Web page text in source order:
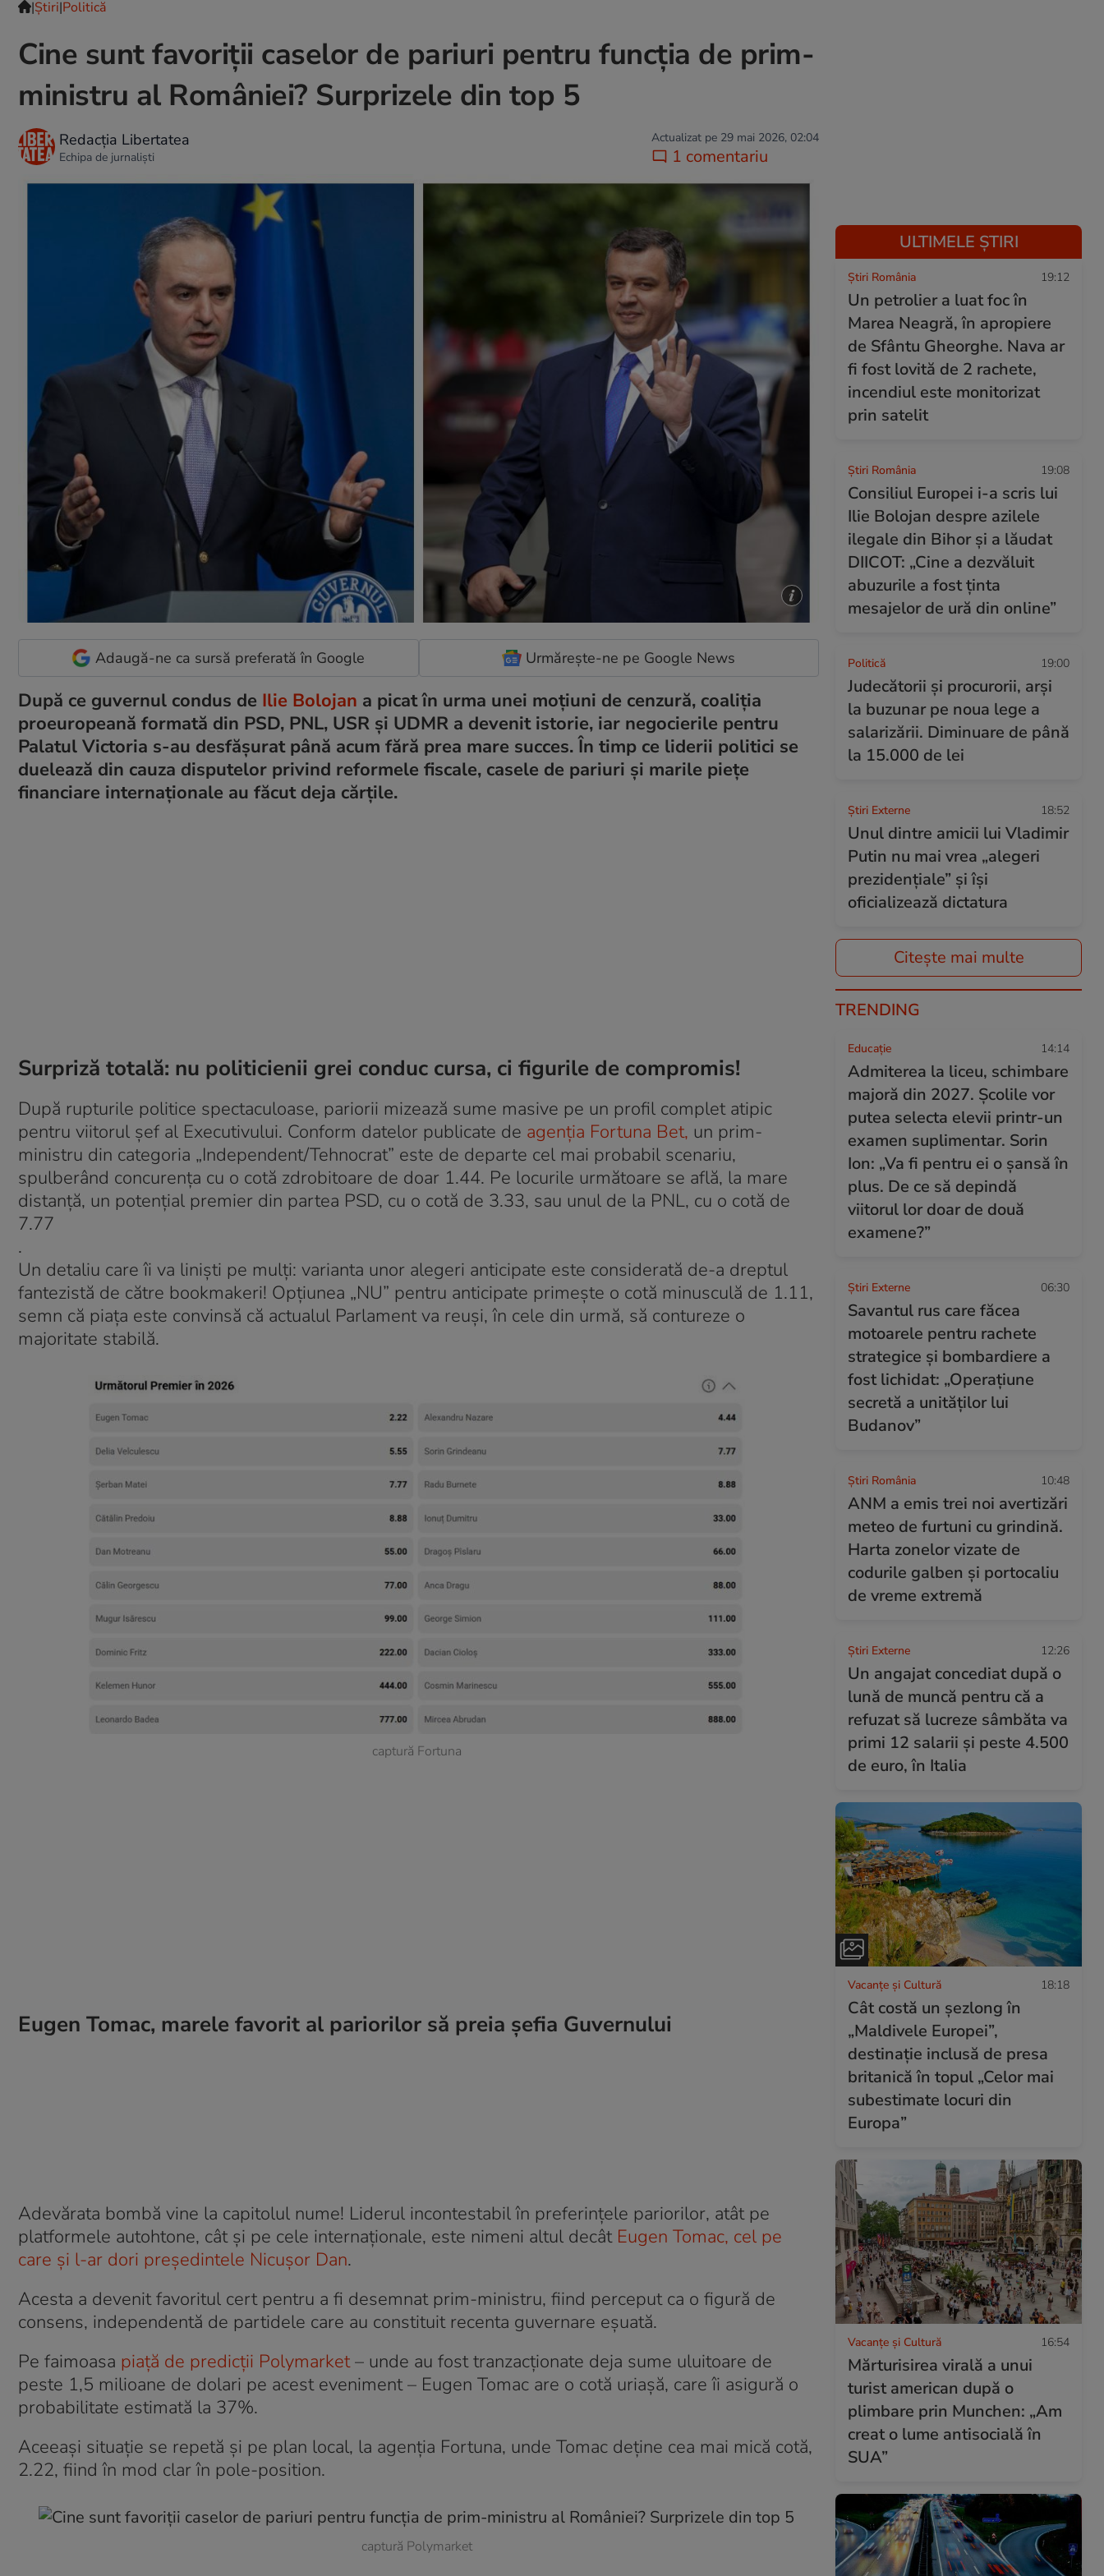
|Ştiri|Politică
Cine sunt favoriții caselor de pariuri pentru funcția de prim-
ministru al României? Surprizele din top 5
Redacția Libertatea
Echipa de jurnaliști
Actualizat pe 29 mai 2026, 02:04
1 comentariu
Adaugă-ne ca sursă preferată în Google Urmărește-ne pe Google News
După ce guvernul condus de Ilie Bolojan a picat în urma unei moțiuni de cenzură, coaliția
proeuropeană formată din PSD, PNL, USR și UDMR a devenit istorie, iar negocierile pentru
Palatul Victoria s-au desfășurat până acum fără prea mare succes. În timp ce liderii politici se
duelează din cauza disputelor privind reformele fiscale, casele de pariuri și marile piețe
financiare internaționale au făcut deja cărțile.
Surpriză totală: nu politicienii grei conduc cursa, ci figurile de compromis!
După rupturile politice spectaculoase, pariorii mizează sume masive pe un profil complet atipic
pentru viitorul șef al Executivului. Conform datelor publicate de agenția Fortuna Bet, un prim-
ministru din categoria „Independent/Tehnocrat” este de departe cel mai probabil scenariu,
spulberând concurența cu o cotă zdrobitoare de doar 1.44. Pe locurile următoare se află, la mare
distanță, un potențial premier din partea PSD, cu o cotă de 3.33, sau unul de la PNL, cu o cotă de
7.77
.
Un detaliu care îi va liniști pe mulți: varianta unor alegeri anticipate este considerată de-a dreptul
fantezistă de către bookmakeri! Opțiunea „NU” pentru anticipate primește o cotă minusculă de 1.11,
semn că piața este convinsă că actualul Parlament va reuși, în cele din urmă, să contureze o
majoritate stabilă.
captură Fortuna
Eugen Tomac, marele favorit al pariorilor să preia șefia Guvernului
Adevărata bombă vine la capitolul nume! Liderul incontestabil în preferințele pariorilor, atât pe
platformele autohtone, cât și pe cele internaționale, este nimeni altul decâtEugen Tomac, cel pe
care și l-ar dori președintele Nicușor Dan.
Acesta a devenit favoritul cert pentru a fi desemnat prim-ministru, fiind perceput ca o figură de
consens, independentă de partidele care au constituit recenta guvernare eșuată.
Pe faimoasa piață de predicții Polymarket– unde au fost tranzacționate deja sume uluitoare de
peste 1,5 milioane de dolari pe acest eveniment – Eugen Tomac are o cotă uriașă, care îi asigură o
probabilitate estimată la 37%.
Aceeași situație se repetă și pe plan local, la agenția Fortuna, unde Tomac deține cea mai mică cotă,
2.22, fiind în mod clar în pole-position.
captură Polymarket
ULTIMELE ȘTIRI
Știri România 19:12
Un petrolier a luat foc în
Marea Neagră, în apropiere
de Sfântu Gheorghe. Nava ar
fi fost lovită de 2 rachete,
incendiul este monitorizat
prin satelit
Știri România 19:08
Consiliul Europei i-a scris lui
Ilie Bolojan despre azilele
ilegale din Bihor și a lăudat
DIICOT: „Cine a dezvăluit
abuzurile a fost ținta
mesajelor de ură din online”
Politică 19:00
Judecătorii și procurorii, arși
la buzunar pe noua lege a
salarizării. Diminuare de până
la 15.000 de lei
Știri Externe 18:52
Unul dintre amicii lui Vladimir
Putin nu mai vrea „alegeri
prezidențiale” și își
oficializează dictatura
Citește mai multe
TRENDING
Educație 14:14
Admiterea la liceu, schimbare
majoră din 2027. Școlile vor
putea selecta elevii printr-un
examen suplimentar. Sorin
Ion: „Va fi pentru ei o șansă în
plus. De ce să depindă
viitorul lor doar de două
examene?”
Știri Externe 06:30
Savantul rus care făcea
motoarele pentru rachete
strategice și bombardiere a
fost lichidat: „Operațiune
secretă a unităților lui
Budanov”
Știri România 10:48
ANM a emis trei noi avertizări
meteo de furtuni cu grindină.
Harta zonelor vizate de
codurile galben și portocaliu
de vreme extremă
Știri Externe 12:26
Un angajat concediat după o
lună de muncă pentru că a
refuzat să lucreze sâmbăta va
primi 12 salarii și peste 4.500
de euro, în Italia
Vacanțe și Cultură 18:18
Cât costă un șezlong în
„Maldivele Europei”,
destinație inclusă de presa
britanică în topul „Celor mai
subestimate locuri din
Europa”
Vacanțe și Cultură 16:54
Mărturisirea virală a unui
turist american după o
plimbare prin Munchen: „Am
creat o lume antisocială în
SUA”